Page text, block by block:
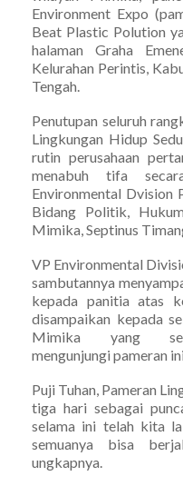
Environment Expo
Beat Plastic Polution
halaman Graha
Kelurahan Perintis,
Tengah.
Penutupan seluruh
Lingkungan Hidup
rutin perusahaan
menabuh tifa
Environmental Dvision
Bidang Politik,
Mimika, Septinus
VP Environmental
sambutannya
kepada panitia atas
disampaikan kepada
Mimika yang
mengunjungi pameran ini.
Puji Tuhan, Pameran
tiga hari sebagai
selama ini telah kita
semuanya bisa
ungkapnya.